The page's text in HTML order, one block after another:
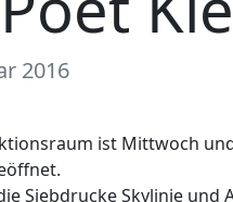
2016
ist Mittwoch
Siebdrucke Skylinie und